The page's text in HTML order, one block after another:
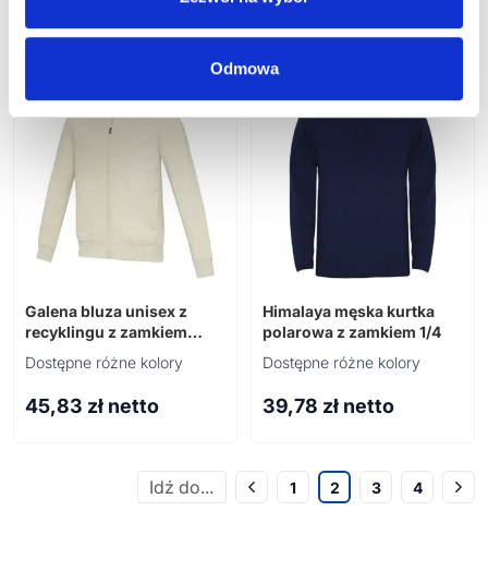
Odmowa
65,79
Galena bluza unisex z
recyklingu z zamkiem
błyskawicznym na całej
długości 320 g/m²
Dostępne różne kolory
45,83 zł netto
Himalaya męska kurtka
polarowa z zamkiem 1/4
Dostępne różne kolory
39,78 zł netto
1 2 3 4